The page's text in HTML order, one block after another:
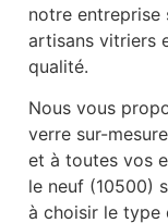
notre entreprise
artisans vitriers
qualité.
Nous vous
verre sur-
et à toutes vos
le neuf (10500)
à choisir le type